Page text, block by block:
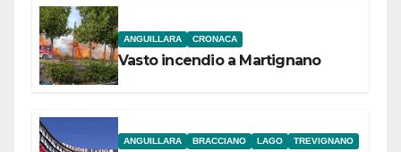
ANGUILLARA CRONACA
Vasto incendio a Martignano
ANGUILLARA BRACCIANO LAGO TREVIGNANO